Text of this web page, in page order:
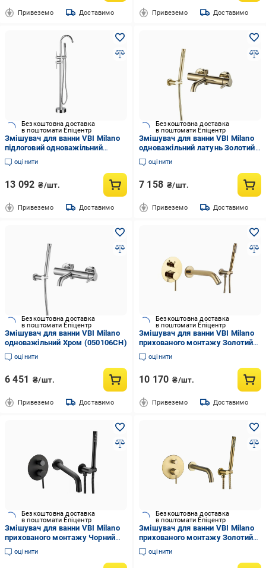
Привеземо Доставимо Привеземо Доставимо
Безкоштовна доставка
в поштомати Епіцентр
Змішувач для ванни VBI Milano
підлоговий одноважільний
латунь Хром (050108CH)
оцінити
13 092 ₴/шт.
Привеземо Доставимо
Безкоштовна доставка
в поштомати Епіцентр
Змішувач для ванни VBI Milano
одноважільний латунь Золотий
(050106GL)
оцінити
7 158 ₴/шт.
Привеземо Доставимо
Безкоштовна доставка
в поштомати Епіцентр
Змішувач для ванни VBI Milano
одноважільний Хром (050106CH)
оцінити
6 451 ₴/шт.
Привеземо Доставимо
Безкоштовна доставка
в поштомати Епіцентр
Змішувач для ванни VBI Milano
прихованого монтажу Золотий
(VBI-050107GL)
оцінити
10 170 ₴/шт.
Привеземо Доставимо
Безкоштовна доставка
в поштомати Епіцентр
Змішувач для ванни VBI Milano
прихованого монтажу Чорний
(VBI-050107BL)
оцінити
Безкоштовна доставка
в поштомати Епіцентр
Змішувач для ванни VBI Milano
прихованого монтажу Золотий
брашований (VBI-050107BG)
оцінити